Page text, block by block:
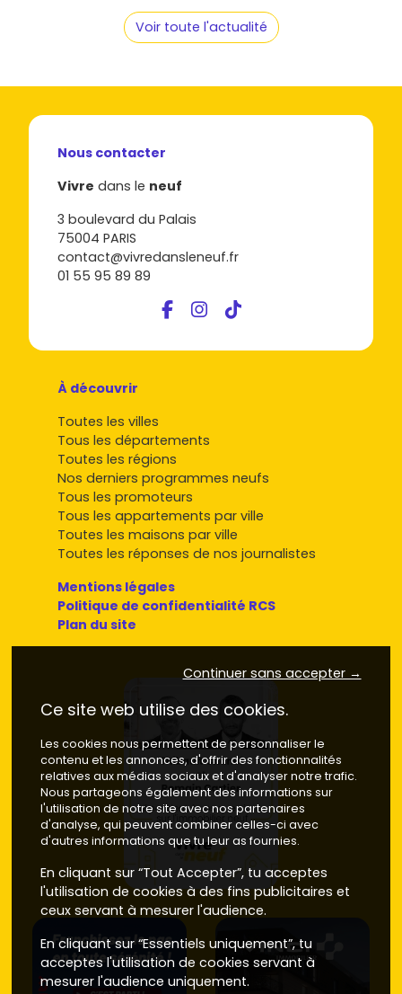
Voir toute l'actualité
Nous contacter
Vivre dans le neuf
3 boulevard du Palais
75004 PARIS
contact@vivredansleneuf.fr
01 55 95 89 89
À découvrir
Toutes les villes
Tous les départements
Toutes les régions
Nos derniers programmes neufs
Tous les promoteurs
Tous les appartements par ville
Toutes les maisons par ville
Toutes les réponses de nos journalistes
Mentions légales
Politique de confidentialité RCS
Plan du site
Continuer sans accepter →
Ce site web utilise des cookies.
Les cookies nous permettent de personnaliser le
contenu et les annonces, d'offrir des fonctionnalités
relatives aux médias sociaux et d'analyser notre trafic.
Nous partageons également des informations sur
l'utilisation de notre site avec nos partenaires
d'analyse, qui peuvent combiner celles-ci avec
d'autres informations que tu leur as fournies.
En cliquant sur “Tout Accepter”, tu acceptes
l'utilisation de cookies à des fins publicitaires et
ceux servant à mesurer l'audience.
En cliquant sur “Essentiels uniquement”, tu
acceptes l'utilisation de cookies servant à
mesurer l'audience uniquement.